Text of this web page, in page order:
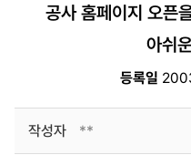
공사 홈페이지 오픈
아쉬
등록일
작성자 **